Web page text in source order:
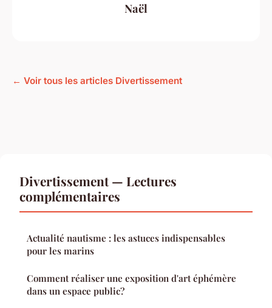
Naël
← Voir tous les articles Divertissement
Divertissement — Lectures
complémentaires
Actualité nautisme : les astuces indispensables
pour les marins
Comment réaliser une exposition d'art éphémère
dans un espace public?